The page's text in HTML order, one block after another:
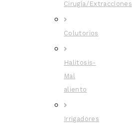
Cirugía/Extracciones
Colutorios
Halitosis-
Mal
aliento
Irrigadores